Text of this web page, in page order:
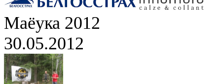
Маёука 2012
30.05.2012